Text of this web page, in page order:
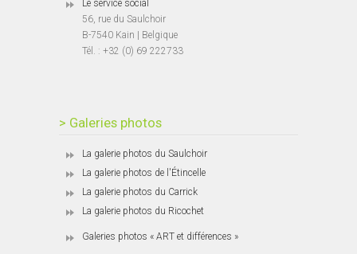
Le service social
56, rue du Saulchoir
B-7540 Kain | Belgique
Tél. : +32 (0) 69 222733
> Galeries photos
La galerie photos du Saulchoir
La galerie photos de l'Étincelle
La galerie photos du Carrick
La galerie photos du Ricochet
Galeries photos « ART et différences »